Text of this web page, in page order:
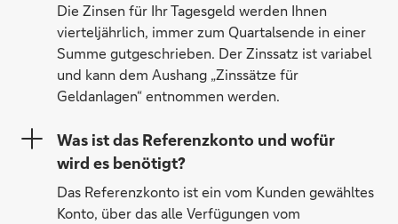
Die Zinsen für Ihr Tagesgeld werden Ihnen
vierteljährlich, immer zum Quartalsende in einer
Summe gutgeschrieben. Der Zinssatz ist variabel
und kann dem Aushang „Zinssätze für
Geldanlagen“ entnommen werden.
Was ist das Referenzkonto und wofür
wird es benötigt?
Das Referenzkonto ist ein vom Kunden gewähltes
Konto, über das alle Verfügungen vom